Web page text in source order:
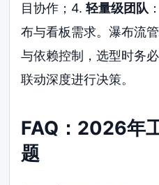
目协作；4.轻量级团队
布与看板需求。瀑布流
与依赖控制，选型时务
联动深度进行决策。
FAQ：2026年
题